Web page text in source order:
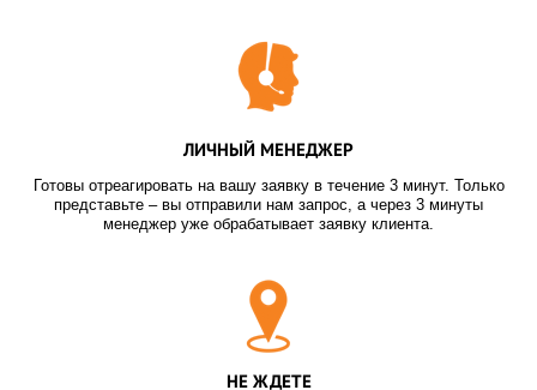
ЛИЧНЫЙ МЕНЕДЖЕР
Готовы отреагировать на вашу заявку в течение 3 минут. Только
представьте – вы отправили нам запрос, а через 3 минуты
менеджер уже обрабатывает заявку клиента.
НЕ ЖДЕТЕ